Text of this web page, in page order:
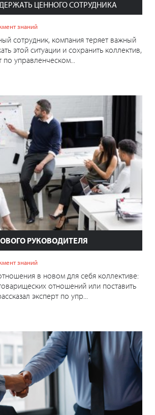
ЦЕННОГО СОТРУДНИКА
знаний
сотрудник, компания теряет важный
этой ситуации и сохранить коллектив,
по управленческом...
РУКОВОДИТЕЛЯ
знаний
в новом для себя коллективе:
отношений или поставить
эксперт по упр...